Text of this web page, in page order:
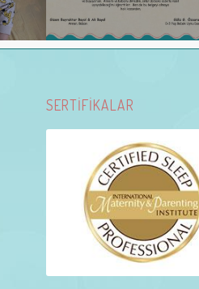
SERTİFİKALAR